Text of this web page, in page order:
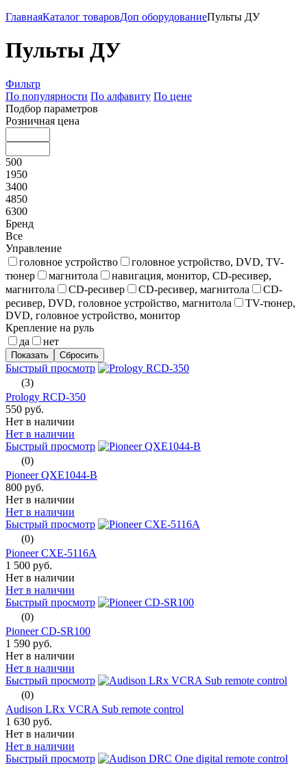
ГлавнаяКаталог товаровДоп оборудованиеПульты ДУ
Пульты ДУ
Фильтр
По популярности По алфавиту По цене
Подбор параметров
Розничная цена
500
1950
3400
4850
6300
Бренд
Все
Управление
головное устройство
головное устройство, DVD, TV-
тюнер
магнитола
навигация, монитор, CD-ресивер,
магнитола
CD-ресивер CD-ресивер, магнитола
CD-
ресивер, DVD, головное устройство, магнитола
TV-тюнер,
DVD, головное устройство, монитор
Крепление на руль
да
нет
Быстрый просмотр
(3)
Prology RCD-350
550 руб.
Нет в наличии
Нет в наличии
Быстрый просмотр
(0)
Pioneer QXE1044-B
800 руб.
Нет в наличии
Нет в наличии
Быстрый просмотр
(0)
Pioneer CXE-5116A
1 500 руб.
Нет в наличии
Нет в наличии
Быстрый просмотр
(0)
Pioneer CD-SR100
1 590 руб.
Нет в наличии
Нет в наличии
Быстрый просмотр
(0)
Audison LRx VCRA Sub remote control
1 630 руб.
Нет в наличии
Нет в наличии
Быстрый просмотр